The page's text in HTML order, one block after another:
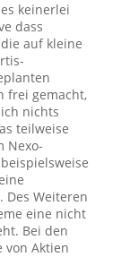
keinerlei
dass
auf kleine
frei gemacht,
nichts
teilweise
Nexo-
Des Weiteren
eine nicht
Bei den
von Aktien